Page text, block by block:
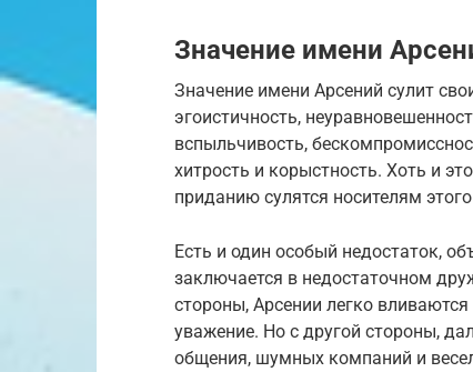
Значение имени
Значение имени Арсений сулит
эгоистичность,
вспыльчивость,
хитрость и корыстность. Хоть и
приданию сулятся носителям
Есть и один особый недостаток,
заключается в недостаточном
стороны, Арсении легко
уважение. Но с другой стороны,
общения, шумных компаний и